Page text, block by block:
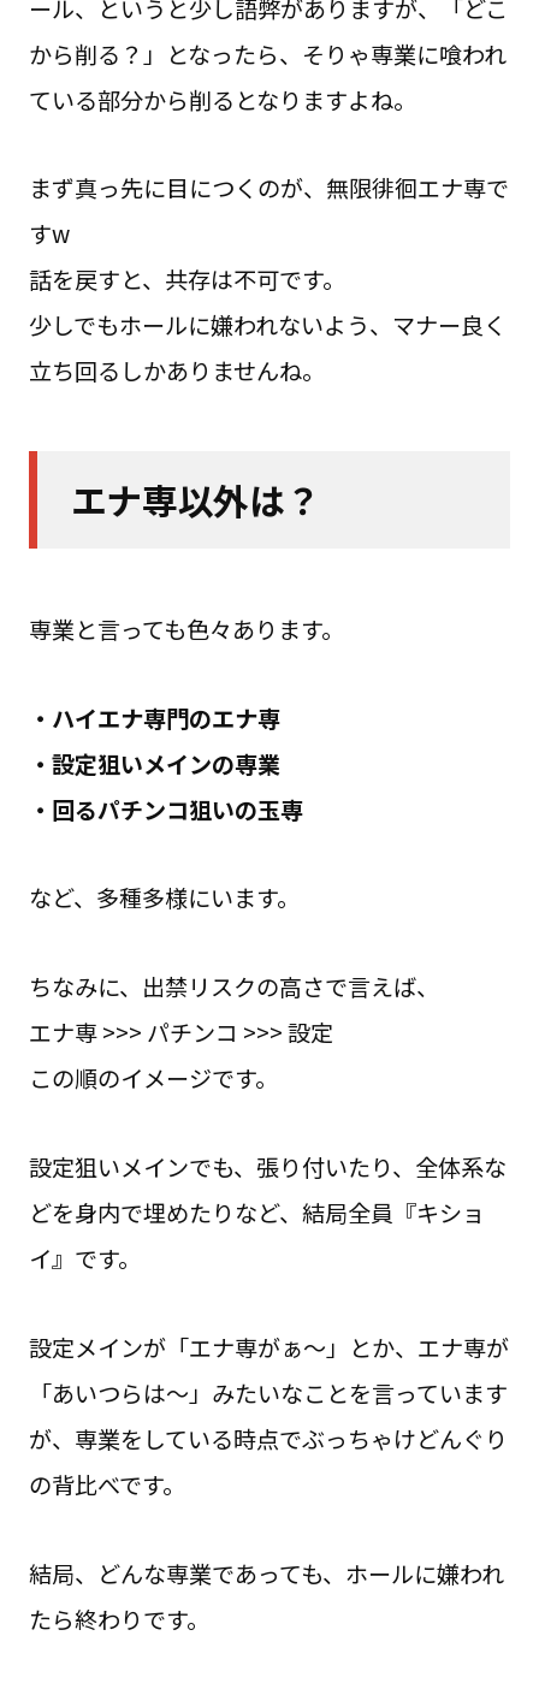
ール、というと少し語弊がありますが、「どこ
から削る？」となったら、そりゃ専業に喰われ
ている部分から削るとなりますよね。
まず真っ先に目につくのが、無限徘徊エナ専で
すw
話を戻すと、共存は不可です。
少しでもホールに嫌われないよう、マナー良く
立ち回るしかありませんね。
エナ専以外は？
専業と言っても色々あります。
・ハイエナ専門のエナ専
・設定狙いメインの専業
・回るパチンコ狙いの玉専
など、多種多様にいます。
ちなみに、出禁リスクの高さで言えば、
エナ専 >>> パチンコ >>> 設定
この順のイメージです。
設定狙いメインでも、張り付いたり、全体系な
どを身内で埋めたりなど、結局全員『キショ
イ』です。
設定メインが「エナ専がぁ〜」とか、エナ専が
「あいつらは〜」みたいなことを言っています
が、専業をしている時点でぶっちゃけどんぐり
の背比べです。
結局、どんな専業であっても、ホールに嫌われ
たら終わりです。